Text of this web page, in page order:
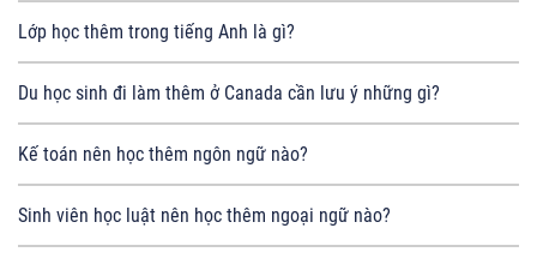
Lớp học thêm trong tiếng Anh là gì?
Du học sinh đi làm thêm ở Canada cần lưu ý những gì?
Kế toán nên học thêm ngôn ngữ nào?
Sinh viên học luật nên học thêm ngoại ngữ nào?